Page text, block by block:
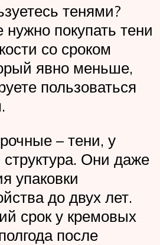
тенями?
нужно покупать тени
со сроком
явно меньше,
пользоваться
– тени, у
структура. Они даже
упаковки
до двух лет.
срок у кремовых
после